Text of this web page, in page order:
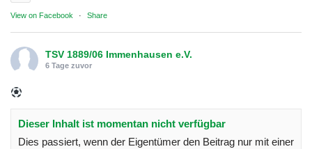
View on Facebook · Share
TSV 1889/06 Immenhausen e.V.
6 Tage zuvor
Dieser Inhalt ist momentan nicht verfügbar
Dies passiert, wenn der Eigentümer den Beitrag nur mit einer